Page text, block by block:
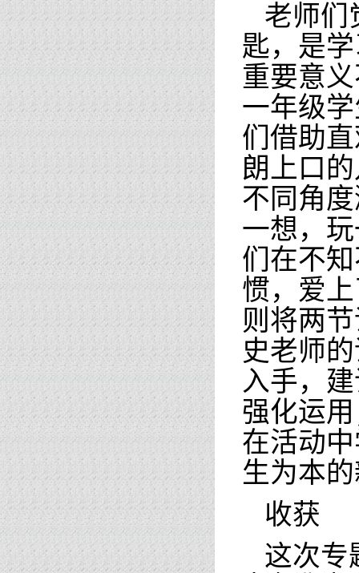
老师们
匙，是
重要意
一年级
们借助
朗上口
不同角
一想，
们在不
惯，爱
则将两
史老师
入手，
强化运
在活动
生为本
收获
这次专